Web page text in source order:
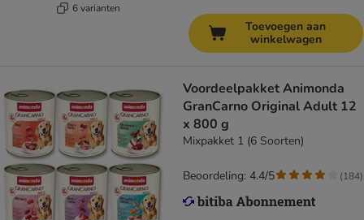
6 varianten
Toevoegen aan
winkelwagen
Voordeelpakket Animonda
GranCarno Original Adult 12
x 800 g
Mixpakket 1 (6 Soorten)
Beoordeling: 4.4/5 (184)